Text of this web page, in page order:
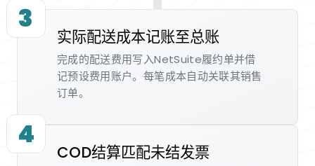
3
实际配送成本记账至总账
完成的配送费用写入NetSuite履约单并借
记预设费用账户。每笔成本自动关联其销售
订单。
4
COD结算匹配未结发票